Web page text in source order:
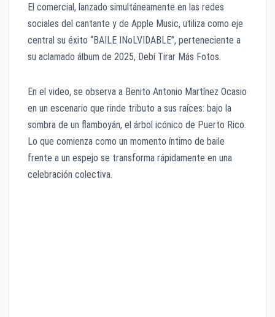
El comercial, lanzado simultáneamente en las redes
sociales del cantante y de Apple Music, utiliza como eje
central su éxito “BAILE INoLVIDABLE”, perteneciente a
su aclamado álbum de 2025, Debí Tirar Más Fotos.
​En el video, se observa a Benito Antonio Martínez Ocasio
en un escenario que rinde tributo a sus raíces: bajo la
sombra de un flamboyán, el árbol icónico de Puerto Rico.
Lo que comienza como un momento íntimo de baile
frente a un espejo se transforma rápidamente en una
celebración colectiva.